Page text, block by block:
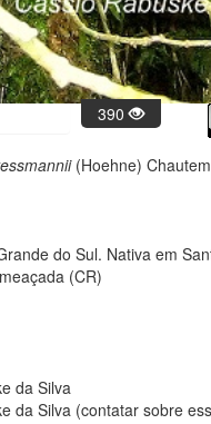
390
(Hoehne)
do Sul. Nativa em
(CR)
da Silva
da Silva (contatar sobre